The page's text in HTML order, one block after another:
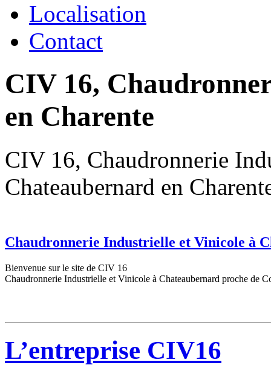
Localisation
Contact
CIV 16,
en Charente
CIV 16, Chaudronnerie
Chateaubernard en
Chaudronnerie Industrielle et Vinicole à
Bienvenue sur le site de CIV 16
Chaudronnerie Industrielle et Vinicole à Chateaubernard proche de
L’entreprise CIV16